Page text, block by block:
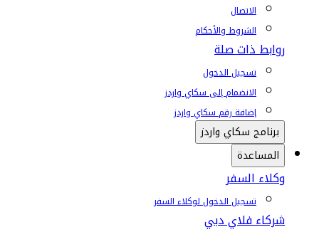
الاتصال
الشروط والأحكام
روابط ذات صلة
تسجيل الدخول
الانضمام إلى سكاي واردز
إضافة رقم سكاي واردز
برنامج سكاي واردز
المساعدة
وكلاء السفر
تسجيل الدخول لوكلاء السفر
شركاء فلاي دبي